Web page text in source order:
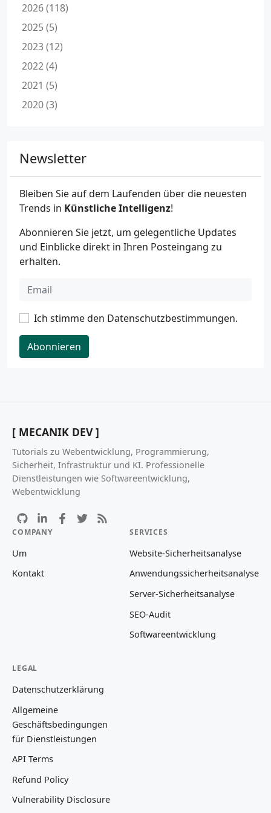
2026 (118)
2025 (5)
2023 (12)
2022 (4)
2021 (5)
2020 (3)
Newsletter
Bleiben Sie auf dem Laufenden über die neuesten
Trends in Künstliche Intelligenz!
Abonnieren Sie jetzt, um gelegentliche Updates
und Einblicke direkt in Ihren Posteingang zu
erhalten.
Ich stimme den Datenschutzbestimmungen.
Abonnieren
[ MECANIK DEV ]
Tutorials zu Webentwicklung, Programmierung,
Sicherheit, Infrastruktur und KI. Professionelle
Dienstleistungen wie Softwareentwicklung,
Webentwicklung
COMPANY
Um
Kontakt
SERVICES
Website-Sicherheitsanalyse
Anwendungssicherheitsanalyse
Server-Sicherheitsanalyse
SEO-Audit
Softwareentwicklung
LEGAL
Datenschutzerklärung
Allgemeine
Geschäftsbedingungen
für Dienstleistungen
API Terms
Refund Policy
Vulnerability Disclosure